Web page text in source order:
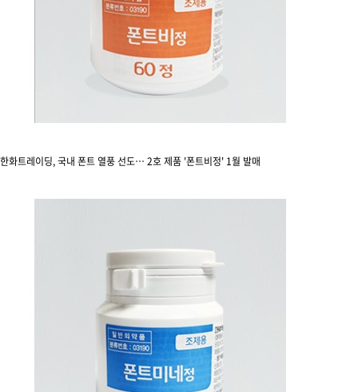
한화트레이딩, 국내 폰트 열풍 선도… 2호 제품 '폰트비정' 1월 발매